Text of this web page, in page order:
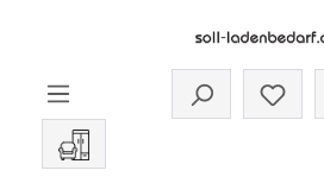
Du